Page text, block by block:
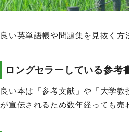
良い英単語帳や問題集を見抜く方
ロングセラーしている参考
良い本は「参考文献」や「大学
が宣伝されるため数年経っても売